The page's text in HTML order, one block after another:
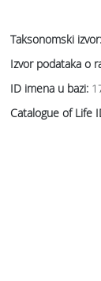
Taksonomski izvor:
Izvor podataka o
ID imena u bazi:
Catalogue of Life